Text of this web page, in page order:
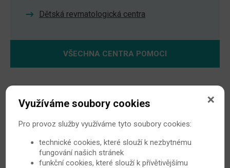
Dětská revmatologická centra
VŠECHNA CENTRA POMOCI
Využíváme soubory cookies
Pro provoz služby využíváme tyto soubory cookies:
technické cookies, které slouží k nezbytnému
fungování našich stránek
funkční cookies, které slouží k přívětivějšímu